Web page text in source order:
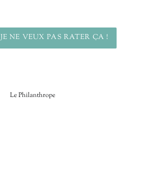
JE NE VEUX PAS RATER ÇA !
Le Philanthrope